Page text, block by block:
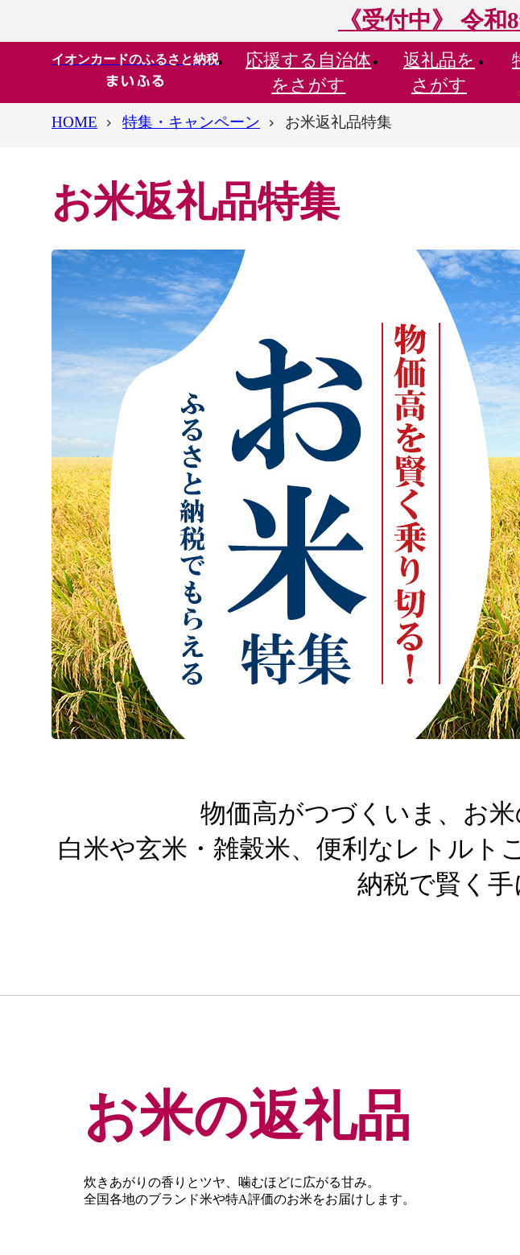
《受付中》 令
イオンカードのふるさと納税 応援する 自治体
をさがす
返礼品を
さがす
HOME
特集・キャンペーン お米返礼品特集
お米返礼品特集
物価高がつづくいま、お
白米や玄米・雑穀米、便利なレトルト
納税で賢く
お米の返礼品
炊きあがりの香りとツヤ、噛むほどに広がる甘み。
全国各地のブランド米や特A評価のお米をお届けします。